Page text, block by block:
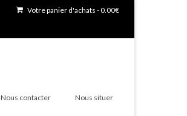
Votre panier d'achats -0.00€
Nous contacter Nous situer